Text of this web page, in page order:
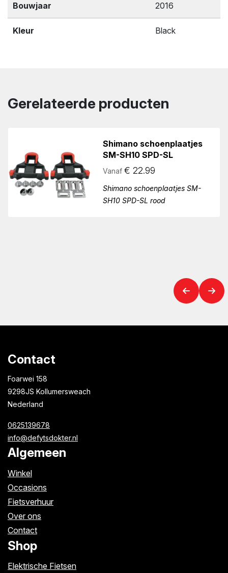
Bouwjaar 2016
Kleur Black
Gerelateerde producten
Shimano schoenplaatjes
SM-SH10 SPD-SL
Vanaf € 22.99
Shimano schoenplaatjes SM-
SH10 SPD-SL rood
Contact
Foarwei 158
9298JS Kollumersweach
Nederland
0625139678
info@defytsdokter.nl
Algemeen
Winkel
Occasions
Fietsverhuur
Over ons
Contact
Shop
Elektrische Fietsen